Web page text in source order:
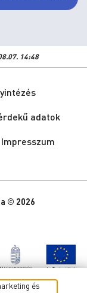
14:48
adatok
Impresszum
© 2026
és